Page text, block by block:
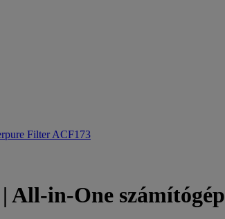
Filter ACF173
All-in-One